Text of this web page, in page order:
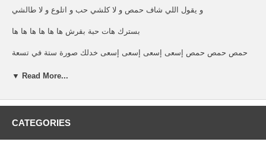
و يقول اللي شاف حمص و لا كلشي حب و اتلوع و لا طالشي
بسترك هات حبة بقرش ها ها ها ها ها ها
حمص حمص حمص إسعى إسعى إسعى إسعى خدلك صورة ستة في تسعة
▼ Read More...
CATEGORIES